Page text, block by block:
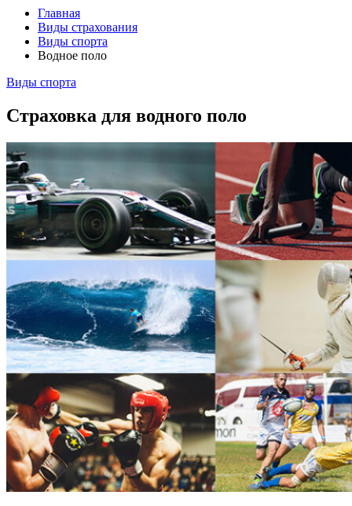
Главная
Виды страхования
Виды спорта
Водное поло
Виды спорта
Страховка для водного поло